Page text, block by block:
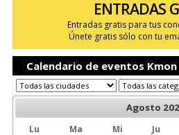
ENTRADAS
Entradas gratis para tus
Únete gratis sólo con tu
Calendario de eventos Kmon
Agosto
Lu Ma Mi Ju